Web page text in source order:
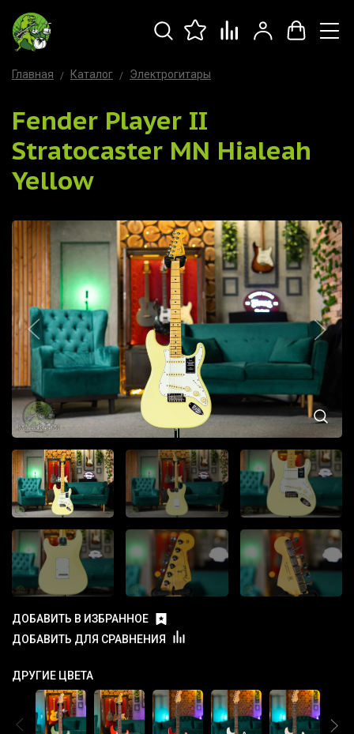
Главная Каталог Электрогитары
Fender Player II
Stratocaster MN Hialeah
Yellow
ДОБАВИТЬ В ИЗБРАННОЕ
ДОБАВИТЬ ДЛЯ СРАВНЕНИЯ
ДРУГИЕ ЦВЕТА